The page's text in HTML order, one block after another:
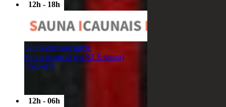
12h - 18h
Sauna/cruising mixte
Sauna icaunais (ex KLS sauna)
- Auxerre
12h - 06h